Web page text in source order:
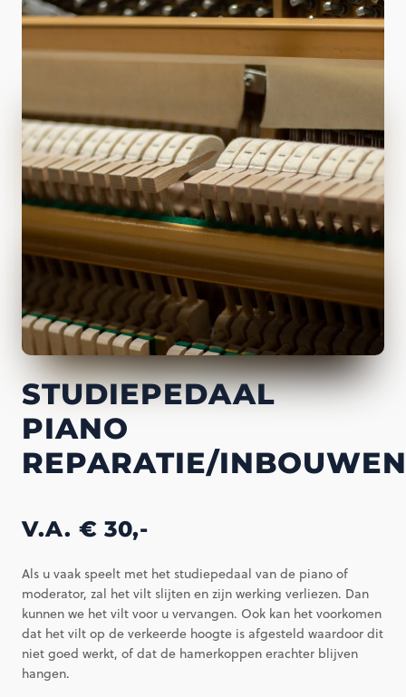
STUDIEPEDAAL
PIANO
REPARATIE/
V.A. € 30,-
Als u vaak speelt met het studiepedaal van de piano of
moderator, zal het vilt slijten en zijn werking verliezen. Dan
kunnen we het vilt voor u vervangen. Ook kan het voorkomen
dat het vilt op de verkeerde hoogte is afgesteld waardoor dit
niet goed werkt, of dat de hamerkoppen erachter blijven
hangen.